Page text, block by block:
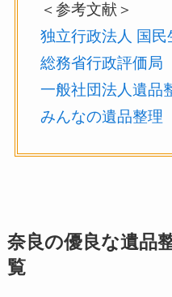
＜参考文献＞
独立行政法人 国民
総務省行政評価局
一般社団法人遺品
みんなの遺品整理
奈良の優良な遺品
覧